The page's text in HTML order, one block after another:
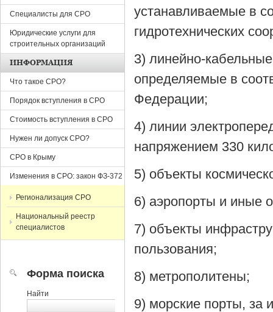
устанавливаемые в
гидротехнических
3) линейно-
определяемые в
Федерации;
4) линии
напряжением 330
5) объекты
6) аэропорты и иные
7) объекты
пользования;
8) метрополитены;
9) морские порты, за
Специалисты для СРО
Юридические услуги для
строительных организаций
ИНФОРМАЦИЯ
Что такое СРО?
Порядок вступления в СРО
Стоимость вступления в СРО
Нужен ли допуск СРО?
СРО в Крыму
Изменения в СРО: закон ФЗ-372
Регионализация СРО
Национальный реестр
специалистов
Форма поиска
Найти